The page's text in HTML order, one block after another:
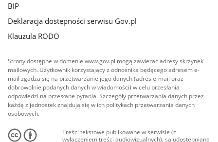
BIP
Deklaracja dostępności serwisu Gov.pl
Klauzula RODO
Strony dostępne w domenie www.gov.pl mogą zawierać adresy skrzynek
mailowych. Użytkownik korzystający z odnośnika będącego adresem e-
mail zgadza się na przetwarzanie jego danych (adres e-mail oraz
dobrowolnie podanych danych w wiadomości) w celu przesłania
odpowiedzi na przesłane pytania. Szczegóły przetwarzania danych przez
każdą z jednostek znajdują się w ich politykach przetwarzania danych
osobowych.
Treści tekstowe publikowane w serwisie (z
wyłączeniem treści audiowizualnych), są udostępniane